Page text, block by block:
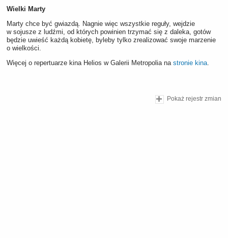
Wielki Marty
Marty chce być gwiazdą. Nagnie więc wszystkie reguły, wejdzie
w sojusze z ludźmi, od których powinien trzymać się z daleka, gotów
będzie uwieść każdą kobietę, byleby tylko zrealizować swoje marzenie
o wielkości.
Więcej o repertuarze kina Helios w Galerii Metropolia na stronie kina.
Pokaż rejestr zmian